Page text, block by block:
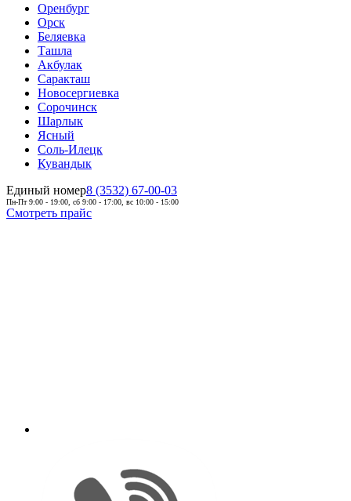
Оренбург
Орск
Беляевка
Ташла
Акбулак
Саракташ
Новосергиевка
Сорочинск
Шарлык
Ясный
Соль-Илецк
Кувандык
Единый номер8 (3532) 67-00-03
Пн-Пт 9:00 - 19:00, сб 9:00 - 17:00, вс 10:00 - 15:00
Смотреть прайс